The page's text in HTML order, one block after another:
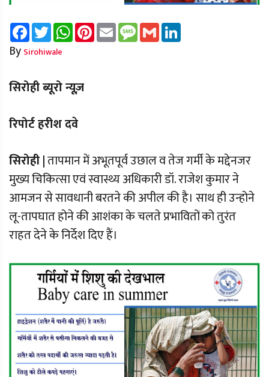
FacebookTwitterWhatsAppPinterest
Email Message
Gmail
By Sirohiwale
सिरोही ब्यूरो न्यूज़
रिपोर्ट हरीश दवे
सिरोही |तापमान में अभूतपूर्व उछाल व तेज गर्मी के मद्देनजर
मुख्य चिकित्सा एवं स्वास्थ्य अधिकारी डॉ. राजेश कुमार ने
आमजन से सावधानी बरतने की अपील की है। साथ ही उन्होने
लू-तापघात होने की आशंका के चलते प्रभावितों को तुरंत
राहत देने के निर्देश दिए हैं।